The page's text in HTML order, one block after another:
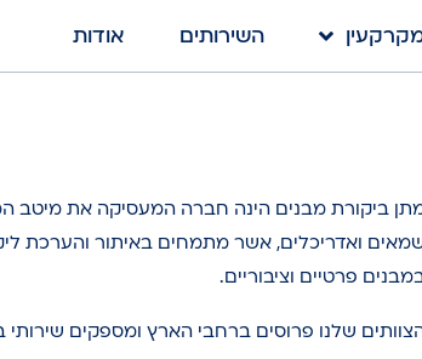
השירותים אודות
ביקורת מבנים הינה חברה המעסיקה את מיטב
ואדריכלים, אשר מתמחים באיתור והערכת
פרטיים וציבוריים.
שלנו פרוסים ברחבי הארץ ומספקים שירותי